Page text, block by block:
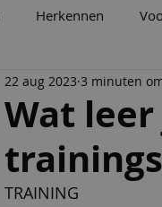
Herkennen
Wat
22 aug 2023 3 minuten
TRAINING